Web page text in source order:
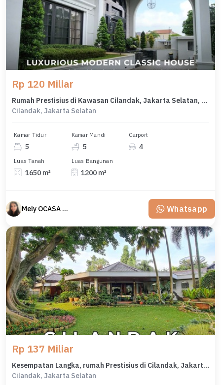
Rp 120 Miliar
Rumah Prestisius di Kawasan Cilandak, Jakarta Selatan, LB 1200m², Harga 120 Miliar
Cilandak, Jakarta Selatan
Kamar Tidur
5
Kamar Mandi
5
Carport
4
Luas Tanah
1650 m²
Luas Bangunan
1200 m²
Mely OCASA PROPERTY Whatsapp
Rp 137 Miliar
Kesempatan Langka, rumah Prestisius di Cilandak, Jakarta Selatan, LB 800m²
Cilandak, Jakarta Selatan